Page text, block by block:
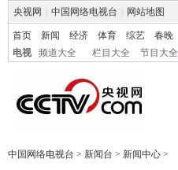
央视网 中国网络电视台 网站地图
首页 新闻 经济 体育 综艺 春晚
电视
频道大全 栏目大全 节目大全
中国网络电视台 > 新闻台 > 新闻中心 >